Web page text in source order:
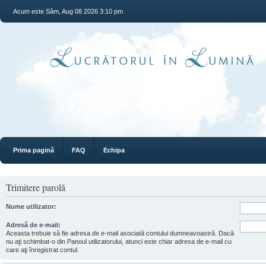
Acum este Sâm, Aug 08 2026 3:10 pm
Prima pagină FAQ Echipa
Trimitere parolă
Nume utilizator:
Adresă de e-mail:
Aceasta trebuie să fie adresa de e-mail asociată contului dumneavoastră. Dacă
nu aţi schimbat-o din Panoul utilizatorului, atunci este chiar adresa de e-mail cu
care aţi înregistrat contul.